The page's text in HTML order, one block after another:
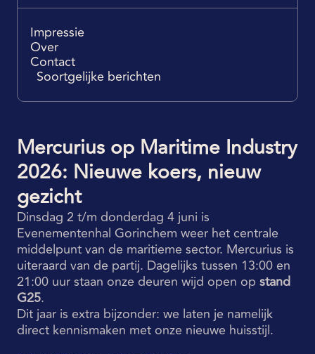
Impressie
Over
Contact
Soortgelijke berichten
Mercurius op Maritime Industry
2026: Nieuwe koers, nieuw
gezicht
Dinsdag 2 t/m donderdag 4 juni is
Evenementenhal Gorinchem weer het centrale
middelpunt van de maritieme sector. Mercurius is
uiteraard van de partij. Dagelijks tussen 13:00 en
21:00 uur staan onze deuren wijd open op stand
G25.
Dit jaar is extra bijzonder: we laten je namelijk
direct kennismaken met onze nieuwe huisstijl.